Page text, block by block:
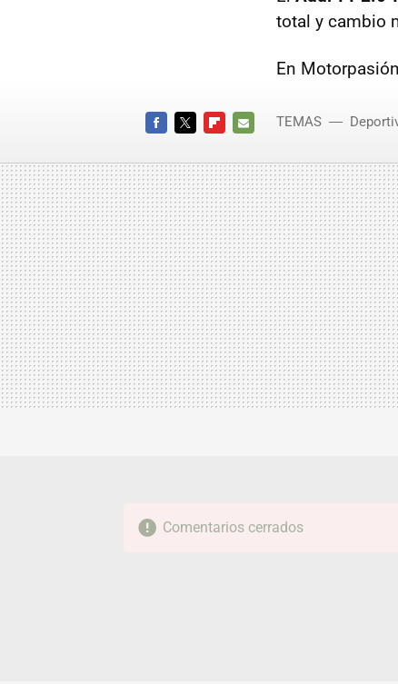
total y cambio
En
MAIL
TEMAS
Comentarios cerrados